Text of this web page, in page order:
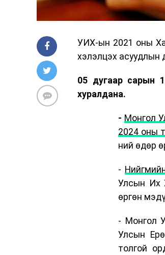
УИХ-ын 2021 оны
хэлэлцэх асуудлын
05 дугаар сарын
хуралдана.
- Монгол
2024 оны
ний өдөр
-
Улсын Их
өргөн
- Монгол
Улсын
толгой